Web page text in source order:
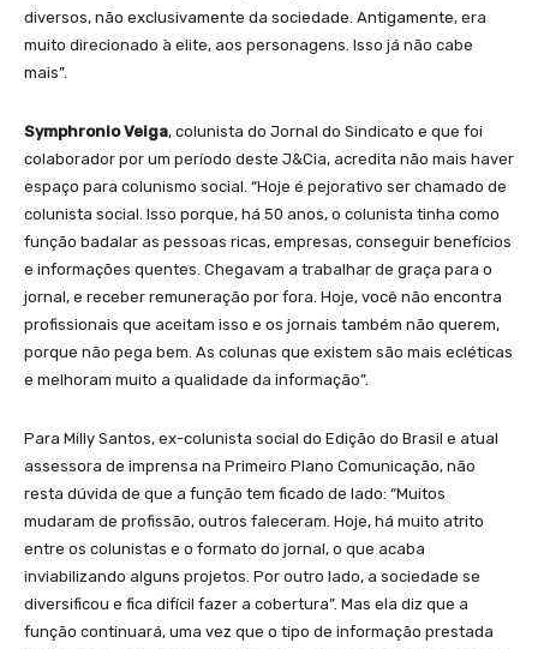
diversos, não exclusivamente da sociedade. Antigamente, era
muito direcionado à elite, aos personagens. Isso já não cabe
mais”.
Symphronio Veiga, colunista do Jornal do Sindicato e que foi
colaborador por um período deste J&Cia, acredita não mais haver
espaço para colunismo social. “Hoje é pejorativo ser chamado de
colunista social. Isso porque, há 50 anos, o colunista tinha como
função badalar as pessoas ricas, empresas, conseguir benefícios
e informações quentes. Chegavam a trabalhar de graça para o
jornal, e receber remuneração por fora. Hoje, você não encontra
profissionais que aceitam isso e os jornais também não querem,
porque não pega bem. As colunas que existem são mais ecléticas
e melhoram muito a qualidade da informação”.
Para Milly Santos, ex-colunista social do Edição do Brasil e atual
assessora de imprensa na Primeiro Plano Comunicação, não
resta dúvida de que a função tem ficado de lado: “Muitos
mudaram de profissão, outros faleceram. Hoje, há muito atrito
entre os colunistas e o formato do jornal, o que acaba
inviabilizando alguns projetos. Por outro lado, a sociedade se
diversificou e fica difícil fazer a cobertura”. Mas ela diz que a
função continuará, uma vez que o tipo de informação prestada